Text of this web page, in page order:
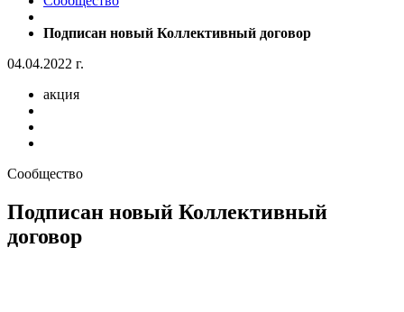
Подписан новый Коллективный договор
04.04.2022 г.
акция
Сообщество
Подписан новый Коллективный
договор